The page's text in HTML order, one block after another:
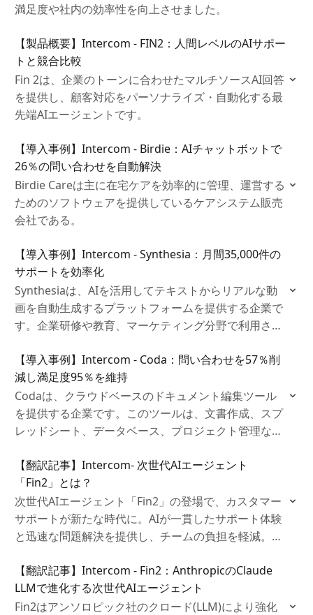
満足度や社内の効率性を向上させました。
【製品概要】Intercom - FIN2：人間レベルのAIサポー
トと競合比較
Fin 2は、企業のトーンに合わせたマルチソースAI回答
を提供し、顧客対応をパーソナライズ・自動化する最
先端AIエージェントです。
【導入事例】Intercom - Birdie：AIチャットボットで
26％の問い合わせを自動解決
Birdie Careは主に在宅ケアを効率的に管理、運営する
ためのソフトウェアを提供しているケアシステム販売
会社である。
【導入事例】Intercom - Synthesia：月間35,000件の
サポートを効率化
Synthesiaは、AIを活用してテキストからリアルな動
画を自動生成するプラットフォームを提供する企業で
す。企業研修や教育、マーケティング分野で利用さ
を支援しています。
【導入事例】Intercom - Coda：問い合わせを57％削
減し満足度95％を維持
Codaは、クラウドベースのドキュメント編集ツール
を提供する企業です。このツールは、文書作成、スプ
レッドシート、データベース、プロジェクト管理など
よう設計されています。
【翻訳記事】Intercom- 次世代AIエージェント
「Fin2」とは？
次世代AIエージェント「Fin2」の登場で、カスタマー
サポートが新たな時代に。AIが一貫したサポート体験
と迅速な問題解決を提供し、チームの負担を軽減。こ
を変えるFin2の革新をご体験ください。
【翻訳記事】Intercom - Fin2：AnthropicのClaude
LLMで進化する次世代AIエージェント
Fin2はアンソロピック社のクロード(LLM)により強化